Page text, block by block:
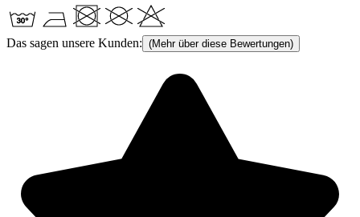
Das sagen unsere Kunden: (Mehr über diese Bewertungen)